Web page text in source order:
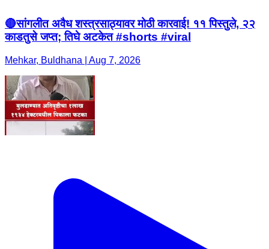
🔴सांगलीत अवैध शस्त्रसाठ्यावर मोठी कारवाई! ११ पिस्तुले, २२
काडतुसे जप्त; तिघे अटकेत #shorts #viral
Mehkar, Buldhana | Aug 7, 2026